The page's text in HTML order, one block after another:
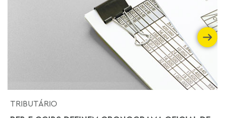
TRIBUTÁRIO